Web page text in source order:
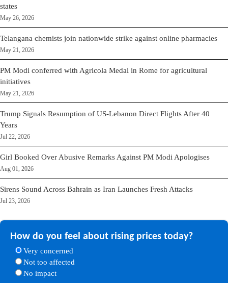
states
May 26, 2026
Telangana chemists join nationwide strike against online pharmacies
May 21, 2026
PM Modi conferred with Agricola Medal in Rome for agricultural
initiatives
May 21, 2026
Trump Signals Resumption of US-Lebanon Direct Flights After 40
Years
Jul 22, 2026
Girl Booked Over Abusive Remarks Against PM Modi Apologises
Aug 01, 2026
Sirens Sound Across Bahrain as Iran Launches Fresh Attacks
Jul 23, 2026
How do you feel about rising prices today?
Very concerned
Not too affected
No impact